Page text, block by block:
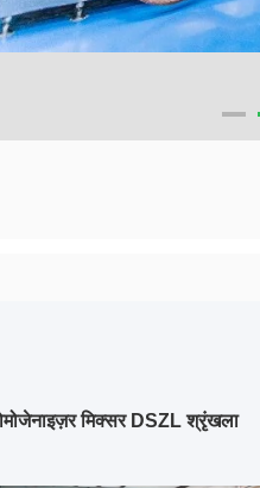
मिक्सर DSZL श्रृंखला